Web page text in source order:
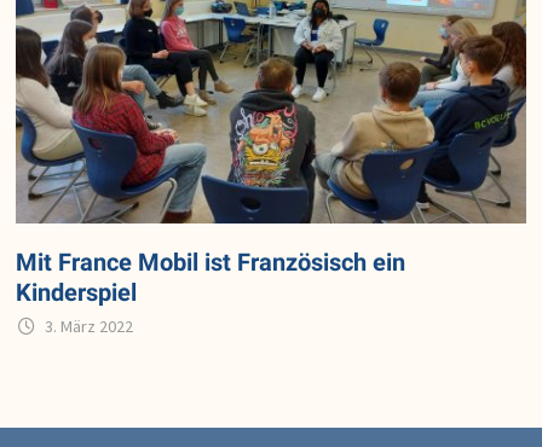
Mit France Mobil ist Französisch ein
Kinderspiel
3. März 2022